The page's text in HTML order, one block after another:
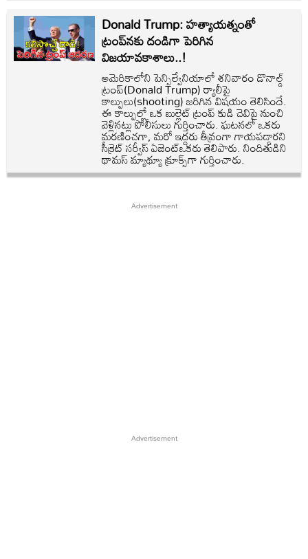
Donald Trump: హత్యాయత్నంతో
ట్రంప్‌‌నకు దండిగా పెరిగిన
విజయావకాశాలు..!
అమెరికాలోని పెన్సిల్వేనియాలో శనివారం డొనాల్డ్
ట్రంప్(Donald Trump) ర్యాలీపై
కాల్పులు(shooting) జరిగిన విషయం తెలిసిందే.
ఈ కాల్పుల్లో ఒక బుల్లెట్ ట్రంప్ కుడి చెవిపై నుంచి
వెళ్లినట్లు పోలీసులు గుర్తించారు. ఘటనలో ఒకరు
మరణించగా, మరో ఇద్దరు తీవ్రంగా గాయపడ్డారని
సీక్రెట్ సర్వీస్ ఏజెంట్ఒకరు తెలిపారు. నిందితుడిని
థామస్ మ్యాథ్యూ క్రూక్స్‌గా గుర్తించారు.